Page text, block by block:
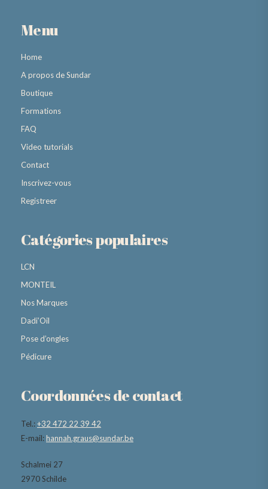
Menu
Home
A propos de Sundar
Boutique
Formations
FAQ
Video tutorials
Contact
Inscrivez-vous
Registreer
Catégories populaires
LCN
MONTEIL
Nos Marques
Dadi’Oil
Pose d’ongles
Pédicure
Coordonnées de contact
Tel.:+32 472 22 39 42
E-mail:hannah.graus@sundar.be
Schalmei 27
2970 Schilde